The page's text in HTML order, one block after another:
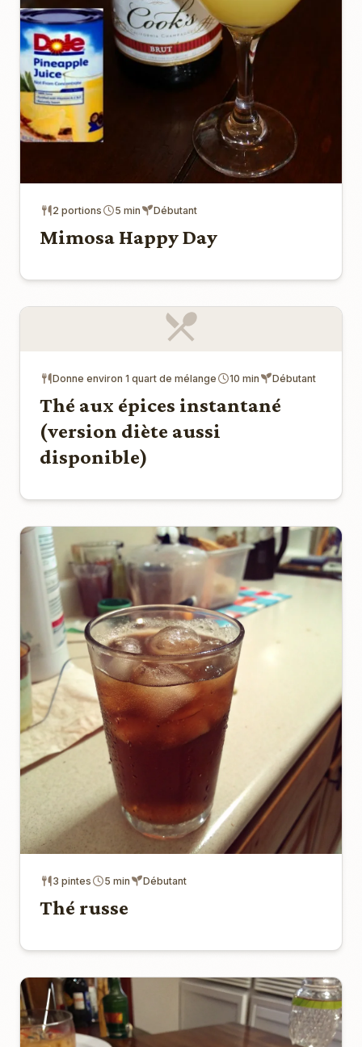
2 portions 5 min Débutant
Mimosa Happy Day
Donne environ 1 quart de mélange 10 min Débutant
Thé aux épices instantané
(version diète aussi
disponible)
3 pintes 5 min Débutant
Thé russe